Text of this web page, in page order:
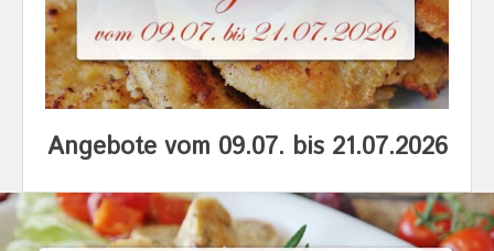
Angebote vom 09.07. bis 21.07.2026